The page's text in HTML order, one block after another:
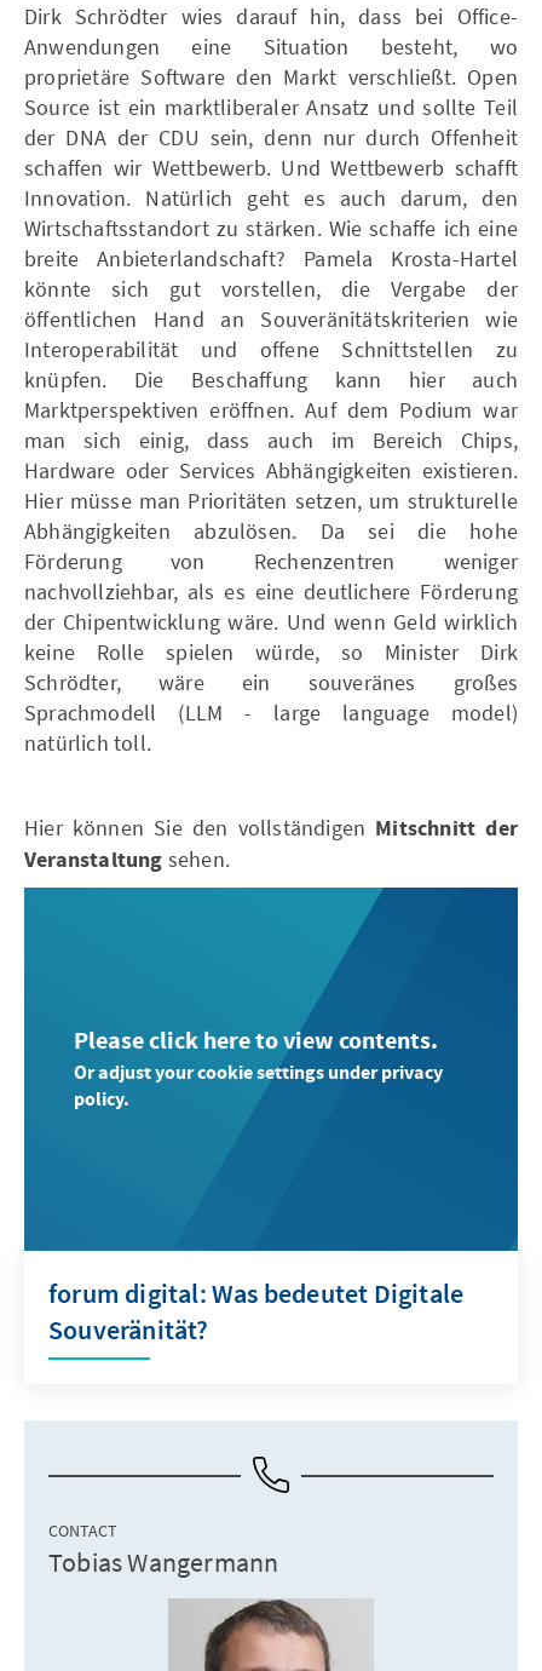
Dirk Schrödter wies darauf hin, dass bei Office-
Anwendungen eine Situation besteht, wo
proprietäre Software den Markt verschließt. Open
Source ist ein marktliberaler Ansatz und sollte Teil
der DNA der CDU sein, denn nur durch Offenheit
schaffen wir Wettbewerb. Und Wettbewerb schafft
Innovation. Natürlich geht es auch darum, den
Wirtschaftsstandort zu stärken. Wie schaffe ich eine
breite Anbieterlandschaft? Pamela Krosta-Hartel
könnte sich gut vorstellen, die Vergabe der
öffentlichen Hand an Souveränitätskriterien wie
Interoperabilität und offene Schnittstellen zu
knüpfen. Die Beschaffung kann hier auch
Marktperspektiven eröffnen. Auf dem Podium war
man sich einig, dass auch im Bereich Chips,
Hardware oder Services Abhängigkeiten existieren.
Hier müsse man Prioritäten setzen, um strukturelle
Abhängigkeiten abzulösen. Da sei die hohe
Förderung von Rechenzentren weniger
nachvollziehbar, als es eine deutlichere Förderung
der Chipentwicklung wäre. Und wenn Geld wirklich
keine Rolle spielen würde, so Minister Dirk
Schrödter, wäre ein souveränes großes
Sprachmodell (LLM - large language model)
natürlich toll.
Hier können Sie den vollständigen Mitschnitt der
Veranstaltung sehen.
Please click here to view contents.
Or adjust your cookie settings under privacy
policy.
forum digital: Was bedeutet Digitale
Souveränität?
CONTACT
Tobias Wangermann